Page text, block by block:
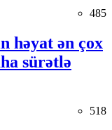
485
həyat ən çox
sürətlə
518